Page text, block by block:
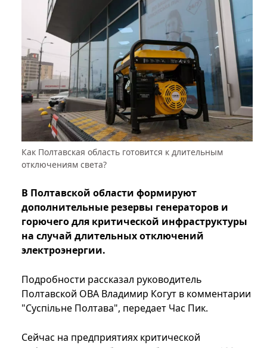
Как Полтавская область готовится к длительным
отключениям света?
В Полтавской области формируют
дополнительные резервы генераторов и
горючего для критической инфраструктуры
на случай длительных отключений
электроэнергии.
Подробности рассказал руководитель
Полтавской ОВА Владимир Когут в комментарии
"Суспільне Полтава", передает Час Пик.
Сейчас на предприятиях критической